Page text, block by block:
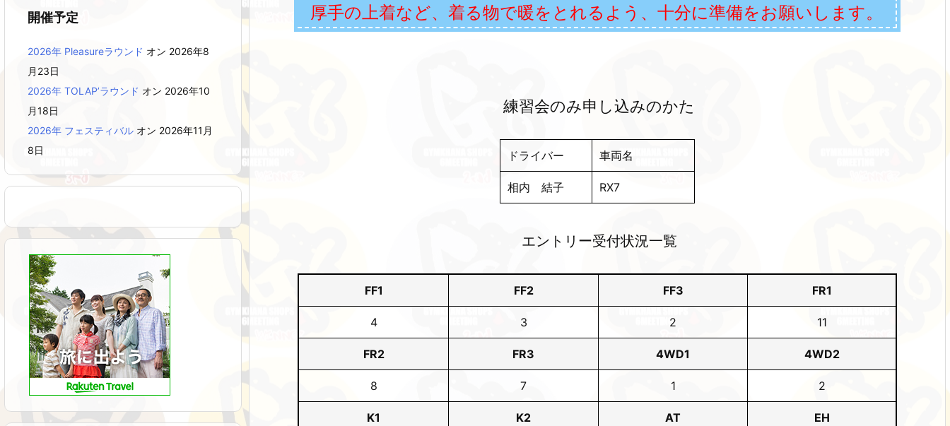
厚手の上着など、着る物で暖をとれるよう、十分に準備をお願いします。
練習会のみ申し込みのかた
ドライバー 車両名
相内 結子 RX7
エントリー受付状況一覧
FF1 FF2 FF3 FR1
4 3 2 11
FR2 FR3 4WD1 4WD2
8 7 1 2
K1 K2 AT EH
開催予定
2026年 Pleasureラウンド オン 2026年8
月23日
2026年 TOLAP’ラウンド オン 2026年10
月18日
2026年 フェスティバル オン 2026年11月
8日